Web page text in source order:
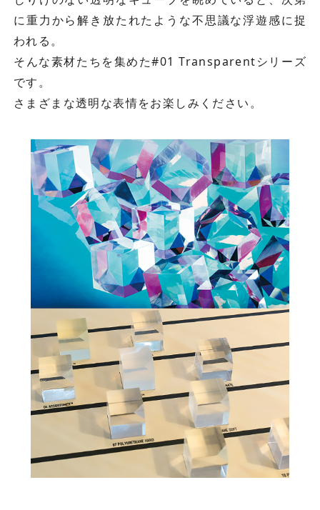
に重力から解き放たれたような不思議な浮遊感に捉
われる。
そんな素材たちを集めた#01 Transparentシリーズ
です。
さまざまな透明な表情をお楽しみください。